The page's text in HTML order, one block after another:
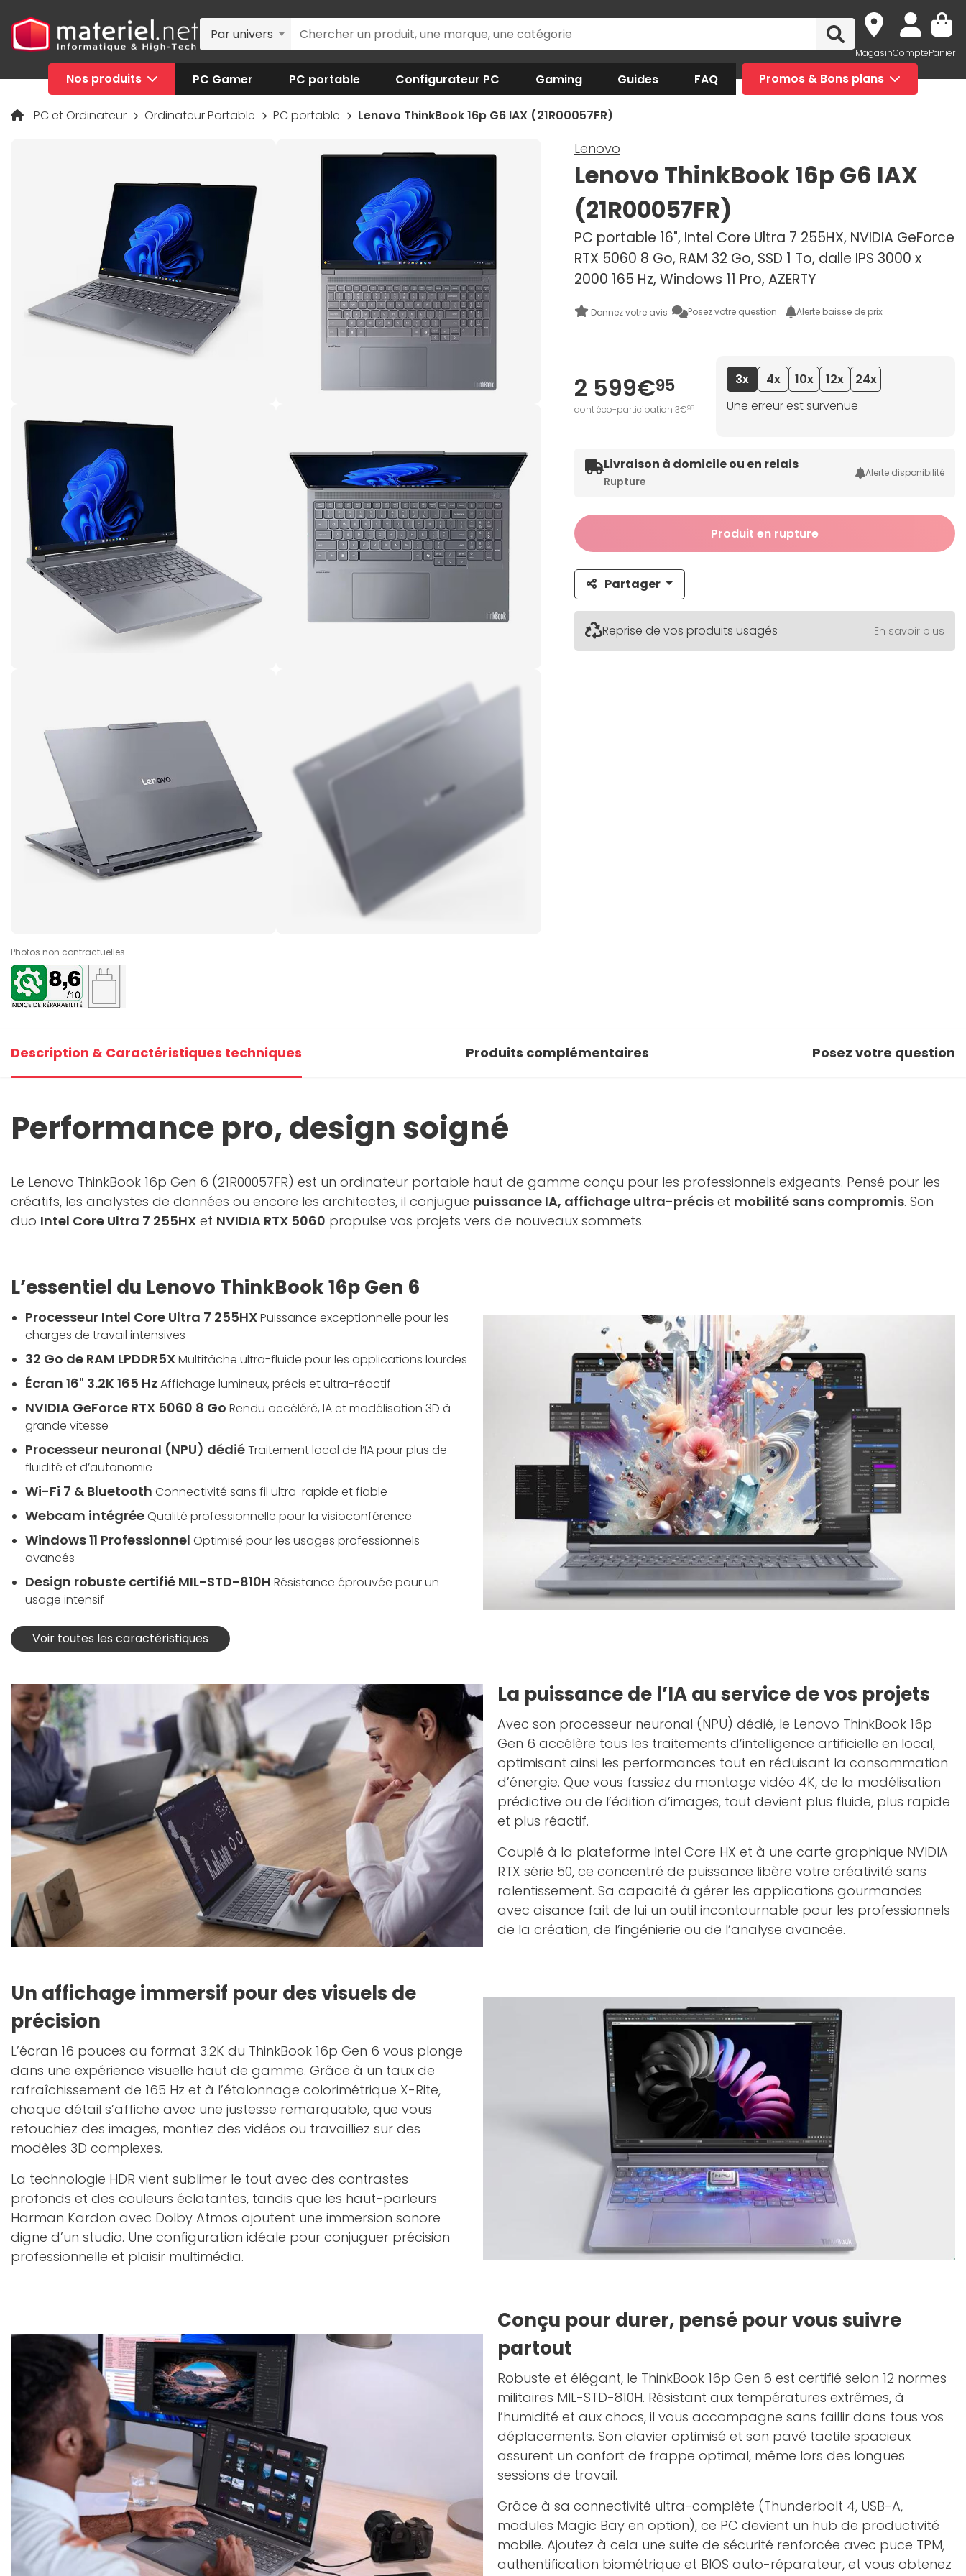
Par univers
MagasinComptePanier
Nos produits PC Gamer PC portable Configurateur PC Gaming Guides FAQ Promos & Bons plans
PC et Ordinateur Ordinateur Portable PC portable Lenovo ThinkBook 16p G6 IAX (21R00057FR)
Photos non contractuelles
Lenovo
Lenovo ThinkBook 16p G6 IAX
(21R00057FR)
PC portable 16", Intel Core Ultra 7 255HX, NVIDIA GeForce
RTX 5060 8 Go, RAM 32 Go, SSD 1 To, dalle IPS 3000 x
2000 165 Hz, Windows 11 Pro, AZERTY
Donnez votre avis Posez votre question Alerte baisse de prix
2 599€95
dont éco-participation 3€98
3x 4x 10x 12x
24x
Une erreur est survenue
Livraison à domicile ou en relais
Rupture
Alerte disponibilité
Produit en rupture
Partager
Reprise de vos produits usagés En savoir plus
Description & Caractéristiques techniques Produits complémentaires Posez votre question
Performance pro, design soigné
Le Lenovo ThinkBook 16p Gen 6 (21R00057FR) est un ordinateur portable haut de gamme conçu pour les professionnels exigeants. Pensé pour les
créatifs, les analystes de données ou encore les architectes, il conjugue puissance IA, affichage ultra-précis et mobilité sans compromis. Son
duo Intel Core Ultra 7 255HX et NVIDIA RTX 5060 propulse vos projets vers de nouveaux sommets.
L’essentiel du Lenovo ThinkBook 16p Gen 6
Processeur Intel Core Ultra 7 255HXPuissance exceptionnelle pour les
charges de travail intensives
32 Go de RAM LPDDR5XMultitâche ultra-fluide pour les applications lourdes
Écran 16" 3.2K 165 Hz Affichage lumineux, précis et ultra-réactif
NVIDIA GeForce RTX 5060 8 Go Rendu accéléré, IA et modélisation 3D à
grande vitesse
Processeur neuronal (NPU) dédiéTraitement local de l’IA pour plus de
fluidité et d’autonomie
Wi-Fi 7 & Bluetooth Connectivité sans fil ultra-rapide et fiable
Webcam intégréeQualité professionnelle pour la visioconférence
Windows 11 Professionnel Optimisé pour les usages professionnels
avancés
Design robuste certifié MIL-STD-810H Résistance éprouvée pour un
usage intensif
Voir toutes les caractéristiques
La puissance de l’IA au service de vos projets
Avec son processeur neuronal (NPU) dédié, le Lenovo ThinkBook 16p
Gen 6 accélère tous les traitements d’intelligence artificielle en local,
optimisant ainsi les performances tout en réduisant la consommation
d’énergie. Que vous fassiez du montage vidéo 4K, de la modélisation
prédictive ou de l’édition d’images, tout devient plus fluide, plus rapide
et plus réactif.
Couplé à la plateforme Intel Core HX et à une carte graphique NVIDIA
RTX série 50, ce concentré de puissance libère votre créativité sans
ralentissement. Sa capacité à gérer les applications gourmandes
avec aisance fait de lui un outil incontournable pour les professionnels
de la création, de l’ingénierie ou de l’analyse avancée.
Un affichage immersif pour des visuels de
précision
L’écran 16 pouces au format 3.2K du ThinkBook 16p Gen 6 vous plonge
dans une expérience visuelle haut de gamme. Grâce à un taux de
rafraîchissement de 165 Hz et à l’étalonnage colorimétrique X-Rite,
chaque détail s’affiche avec une justesse remarquable, que vous
retouchiez des images, montiez des vidéos ou travailliez sur des
modèles 3D complexes.
La technologie HDR vient sublimer le tout avec des contrastes
profonds et des couleurs éclatantes, tandis que les haut-parleurs
Harman Kardon avec Dolby Atmos ajoutent une immersion sonore
digne d’un studio. Une configuration idéale pour conjuguer précision
professionnelle et plaisir multimédia.
Conçu pour durer, pensé pour vous suivre
partout
Robuste et élégant, le ThinkBook 16p Gen 6 est certifié selon 12 normes
militaires MIL-STD-810H. Résistant aux températures extrêmes, à
l’humidité et aux chocs, il vous accompagne sans faillir dans tous vos
déplacements. Son clavier optimisé et son pavé tactile spacieux
assurent un confort de frappe optimal, même lors des longues
sessions de travail.
Grâce à sa connectivité ultra-complète (Thunderbolt 4, USB-A,
modules Magic Bay en option), ce PC devient un hub de productivité
mobile. Ajoutez à cela une suite de sécurité renforcée avec puce TPM,
authentification biométrique et BIOS auto-réparateur, et vous obtenez